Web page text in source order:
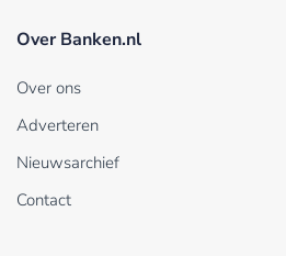
Over Banken.nl
Over ons
Adverteren
Nieuwsarchief
Contact